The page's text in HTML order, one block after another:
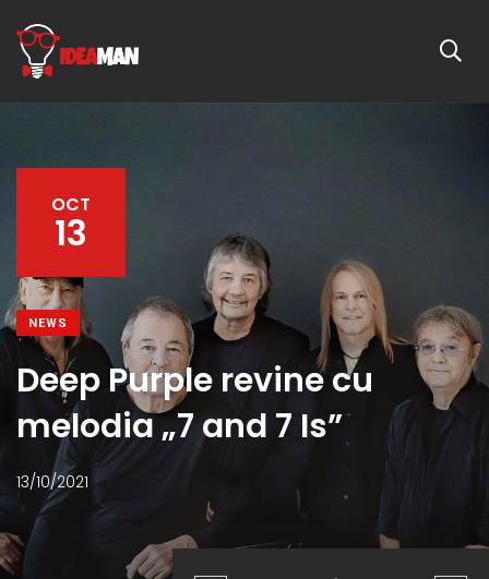
OCT
13
NEWS
Deep Purple revine cu
melodia „7 and 7 Is”
13/10/2021